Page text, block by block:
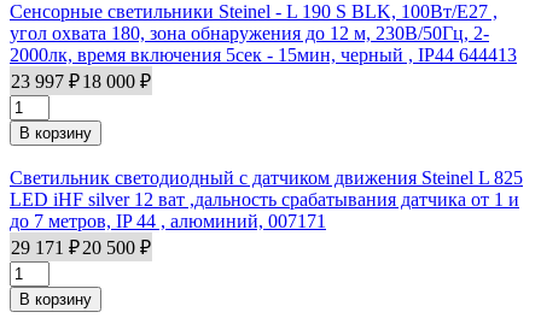
Сенсорные светильники Steinel - L 190 S BLK, 100Вт/E27 ,
угол охвата 180, зона обнаружения до 12 м, 230В/50Гц, 2-
2000лк, время включения 5сек - 15мин, черный , IP44 644413
23 997 ₽18 000 ₽
Светильник светодиодный с датчиком движения Steinel L 825
LED iHF silver 12 ват ,дальность срабатывания датчика от 1 и
до 7 метров, IP 44 , алюминий, 007171
29 171 ₽20 500 ₽